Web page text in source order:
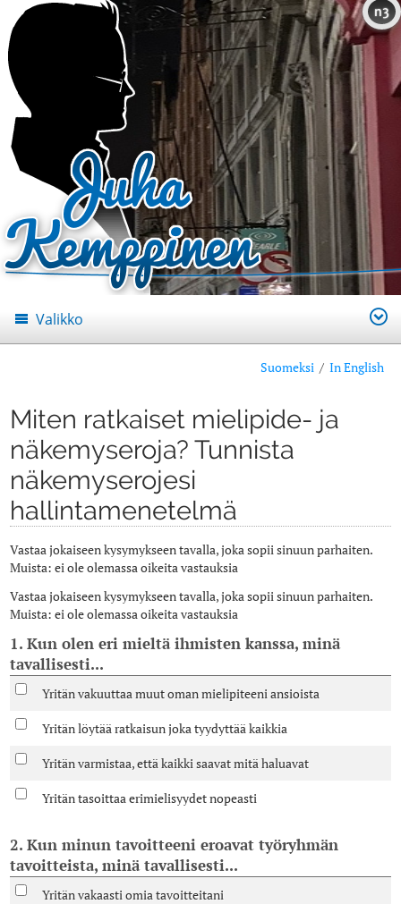
n3
Valikko
Suomeksi/ In English
Miten ratkaiset mielipide- ja
näkemyseroja? Tunnista
näkemyserojesi
hallintamenetelmä
Vastaa jokaiseen kysymykseen tavalla, joka sopii sinuun parhaiten.
Muista: ei ole olemassa oikeita vastauksia
Vastaa jokaiseen kysymykseen tavalla, joka sopii sinuun parhaiten.
Muista: ei ole olemassa oikeita vastauksia
1. Kun olen eri mieltä ihmisten kanssa, minä
tavallisesti...
Yritän vakuuttaa muut oman mielipiteeni ansioista
Yritän löytää ratkaisun joka tyydyttää kaikkia
Yritän varmistaa, että kaikki saavat mitä haluavat
Yritän tasoittaa erimielisyydet nopeasti
2. Kun minun tavoitteeni eroavat työryhmän
tavoitteista, minä tavallisesti...
Yritän vakaasti omia tavoitteitani